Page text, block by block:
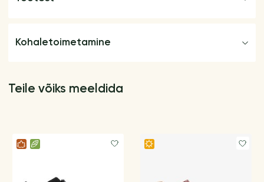
Kohaletoimetamine
Teile võiks meeldida